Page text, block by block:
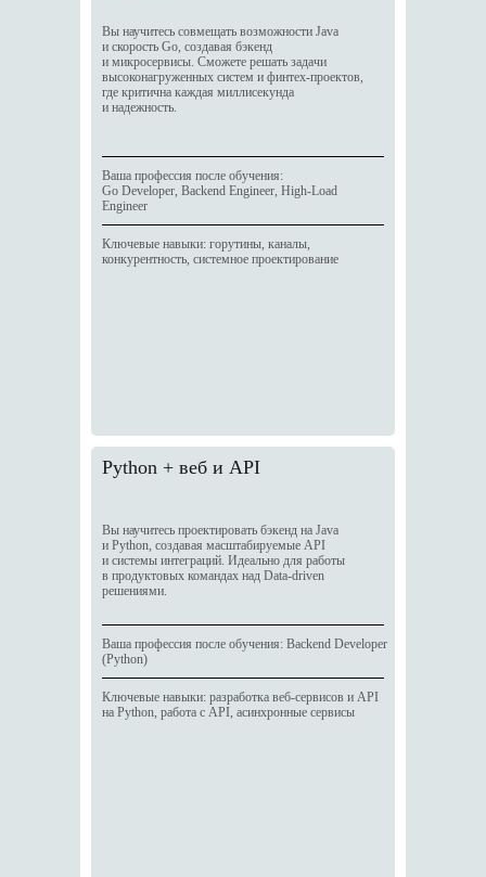
Python + веб и API
Вы научитесь проектировать бэкенд на Java
и Python, создавая масштабируемые API
и системы интеграций. Идеально для работы
в продуктовых командах над Data-driven
решениями.
Ваша профессия после обучения: Backend Developer
(Python)
Ключевые навыки: разработка веб-сервисов и API
на Python, работа с API, асинхронные сервисы
Вы научитесь совмещать возможности Java
и скорость Go, создавая бэкенд
и микросервисы. Сможете решать задачи
высоконагруженных систем и финтех-проектов,
где критична каждая миллисекунда
и надежность.
Ваша профессия после обучения:
Go Developer, Backend Engineer, High-Load
Engineer
Ключевые навыки: горутины, каналы,
конкурентность, системное проектирование